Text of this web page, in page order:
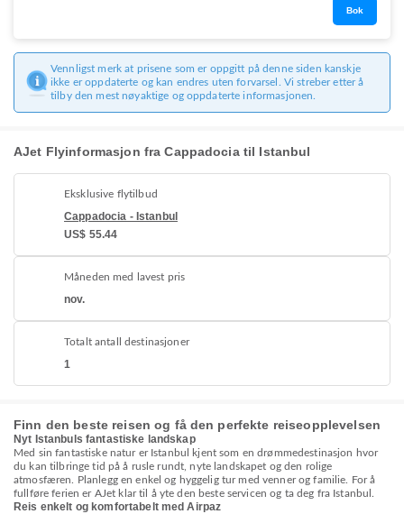
Bok
Vennligst merk at prisene som er oppgitt på denne siden kanskje
ikke er oppdaterte og kan endres uten forvarsel. Vi streber etter å
tilby den mest nøyaktige og oppdaterte informasjonen.
AJet Flyinformasjon fra Cappadocia til Istanbul
Eksklusive flytilbud
Cappadocia - Istanbul
US$ 55.44
Måneden med lavest pris
nov.
Totalt antall destinasjoner
1
Finn den beste reisen og få den perfekte reiseopplevelsen
Nyt Istanbuls fantastiske landskap
Med sin fantastiske natur er Istanbul kjent som en drømmedestinasjon hvor
du kan tilbringe tid på å rusle rundt, nyte landskapet og den rolige
atmosfæren. Planlegg en enkel og hyggelig tur med venner og familie. For å
fullføre ferien er AJet klar til å yte den beste servicen og ta deg fra Istanbul.
Reis enkelt og komfortabelt med Airpaz